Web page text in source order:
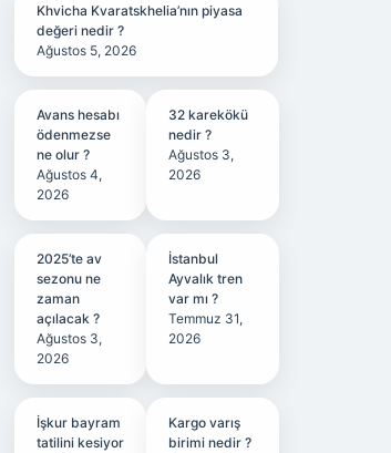
Khvicha Kvaratskhelia’nın piyasa
değeri nedir ?
Ağustos 5, 2026
Avans hesabı
ödenmezse
ne olur ?
Ağustos 4,
2026
32 karekökü
nedir ?
Ağustos 3,
2026
2025’te av
sezonu ne
zaman
açılacak ?
Ağustos 3,
2026
İstanbul
Ayvalık tren
var mı ?
Temmuz 31,
2026
İşkur bayram
tatilini kesiyor
Kargo varış
birimi nedir ?